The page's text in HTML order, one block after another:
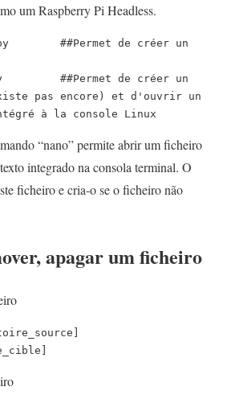
um Raspberry Pi Headless.
##Permet de créer un
##Permet de créer un
pas encore) et d'ouvrir un
à la console Linux
“nano” permite abrir um ficheiro
integrado na consola terminal. O
ficheiro e cria-o se o ficheiro não
apagar um ficheiro